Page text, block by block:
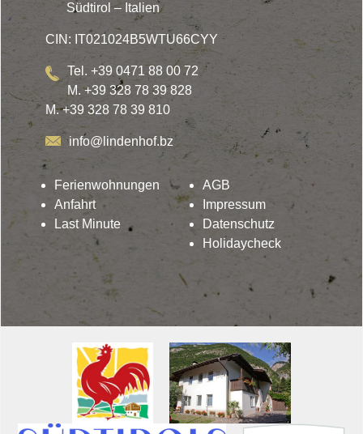
Südtirol – Italien
CIN: IT021024B5WTU66CYY
Tel. +39 0471 88 00 72
M. +39 328 78 39 828
M. +39 328 78 39 810
info@lindenhof.bz
Ferienwohnungen
Anfahrt
Last Minute
AGB
Impressum
Datenschutz
Holidaycheck
Lindenhof